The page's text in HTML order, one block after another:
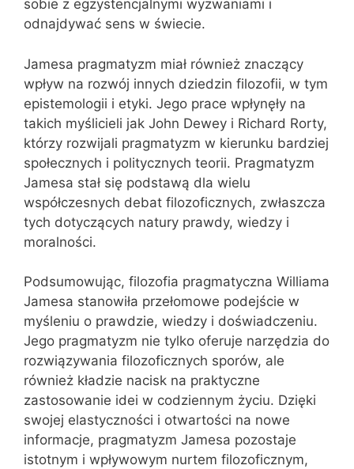
sobie z egzystencjalnymi wyzwaniami i
odnajdywać sens w świecie.
Jamesa pragmatyzm miał również znaczący
wpływ na rozwój innych dziedzin filozofii, w tym
epistemologii i etyki. Jego prace wpłynęły na
takich myślicieli jak John Dewey i Richard Rorty,
którzy rozwijali pragmatyzm w kierunku bardziej
społecznych i politycznych teorii. Pragmatyzm
Jamesa stał się podstawą dla wielu
współczesnych debat filozoficznych, zwłaszcza
tych dotyczących natury prawdy, wiedzy i
moralności.
Podsumowując, filozofia pragmatyczna Williama
Jamesa stanowiła przełomowe podejście w
myśleniu o prawdzie, wiedzy i doświadczeniu.
Jego pragmatyzm nie tylko oferuje narzędzia do
rozwiązywania filozoficznych sporów, ale
również kładzie nacisk na praktyczne
zastosowanie idei w codziennym życiu. Dzięki
swojej elastyczności i otwartości na nowe
informacje, pragmatyzm Jamesa pozostaje
istotnym i wpływowym nurtem filozoficznym,